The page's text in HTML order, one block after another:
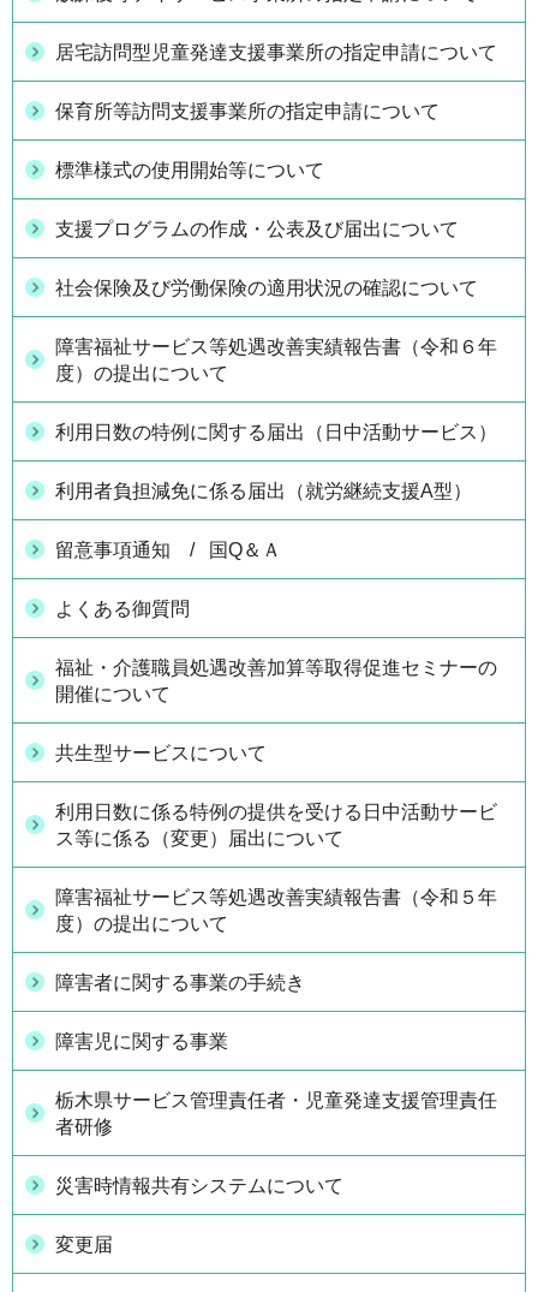
居宅訪問型児童発達支援事業所の指定申請について
保育所等訪問支援事業所の指定申請について
標準様式の使用開始等について
支援プログラムの作成・公表及び届出について
社会保険及び労働保険の適用状況の確認について
障害福祉サービス等処遇改善実績報告書（令和６年
度）の提出について
利用日数の特例に関する届出（日中活動サービス）
利用者負担減免に係る届出（就労継続支援A型）
留意事項通知 / 国Q＆Ａ
よくある御質問
福祉・介護職員処遇改善加算等取得促進セミナーの
開催について
共生型サービスについて
利用日数に係る特例の提供を受ける日中活動サービ
ス等に係る（変更）届出について
障害福祉サービス等処遇改善実績報告書（令和５年
度）の提出について
障害者に関する事業の手続き
障害児に関する事業
栃木県サービス管理責任者・児童発達支援管理責任
者研修
災害時情報共有システムについて
変更届